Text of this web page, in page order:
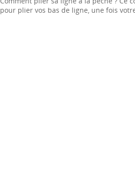
pour plier vos bas de ligne, une fois